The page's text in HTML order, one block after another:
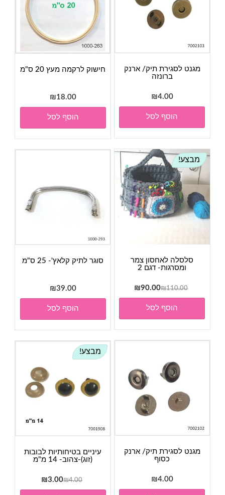
מגנט לסגירת תיק/ ארנק
ברונזה
₪4.00
הוסף לסל
חישוק לרקמה מעץ 20 ס"מ
₪18.00
הוסף לסל
מבצע!
סלסלה לאחסון צמר
ומסרגות- דגם 2
₪110.00
המחיר
המקורי
היה:
₪110.00.
₪90.00
המחיר
הנוכחי
₪90.00.
הוסף לסל
סוגר לתיק קלאץ'- 25 ס"מ
₪39.00
הוסף לסל
מגנט לסגירת תיק/ ארנק
כסוף
₪4.00
מבצע!
עיניים בטיחותיות לבובות
(זוג)-צהוב- 14 מ"מ
₪4.00
המחיר
המקורי
₪3.00
המחיר
הנוכחי